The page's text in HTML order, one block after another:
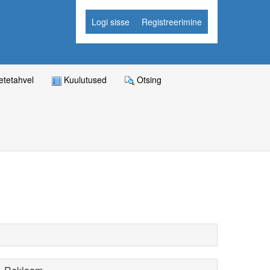
Logi sisse Registreerimine
Kuulutused Otsing